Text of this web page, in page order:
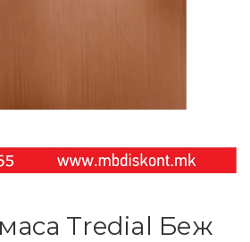
Tredial Беж